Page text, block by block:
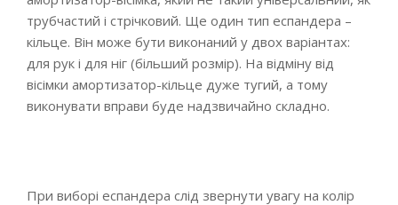
трубчастий і стрічковий. Ще один тип еспандера –
кільце. Він може бути виконаний у двох варіантах:
для рук і для ніг (більший розмір). На відміну від
вісімки амортизатор-кільце дуже тугий, а тому
виконувати вправи буде надзвичайно складно.
При виборі еспандера слід звернути увагу на колір